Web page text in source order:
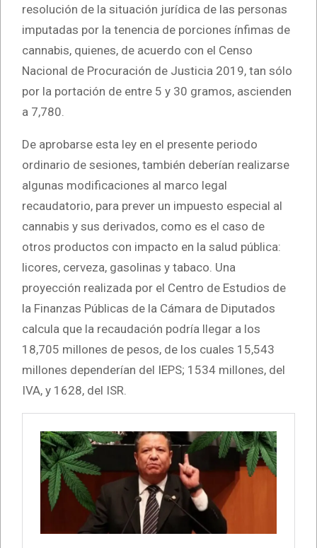
resolución de la situación jurídica de las personas
imputadas por la tenencia de porciones ínfimas de
cannabis, quienes, de acuerdo con el Censo
Nacional de Procuración de Justicia 2019, tan sólo
por la portación de entre 5 y 30 gramos, ascienden
a 7,780.
De aprobarse esta ley en el presente periodo
ordinario de sesiones, también deberían realizarse
algunas modificaciones al marco legal
recaudatorio, para prever un impuesto especial al
cannabis y sus derivados, como es el caso de
otros productos con impacto en la salud pública:
licores, cerveza, gasolinas y tabaco. Una
proyección realizada por el Centro de Estudios de
la Finanzas Públicas de la Cámara de Diputados
calcula que la recaudación podría llegar a los
18,705 millones de pesos, de los cuales 15,543
millones dependerían del IEPS; 1534 millones, del
IVA, y 1628, del ISR.